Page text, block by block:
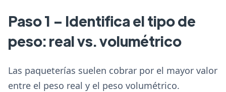
Paso 1 – Identifica el tipo de
peso: real vs. volumétrico
Las paqueterías suelen cobrar por el mayor valor
entre el peso real y el peso volumétrico.